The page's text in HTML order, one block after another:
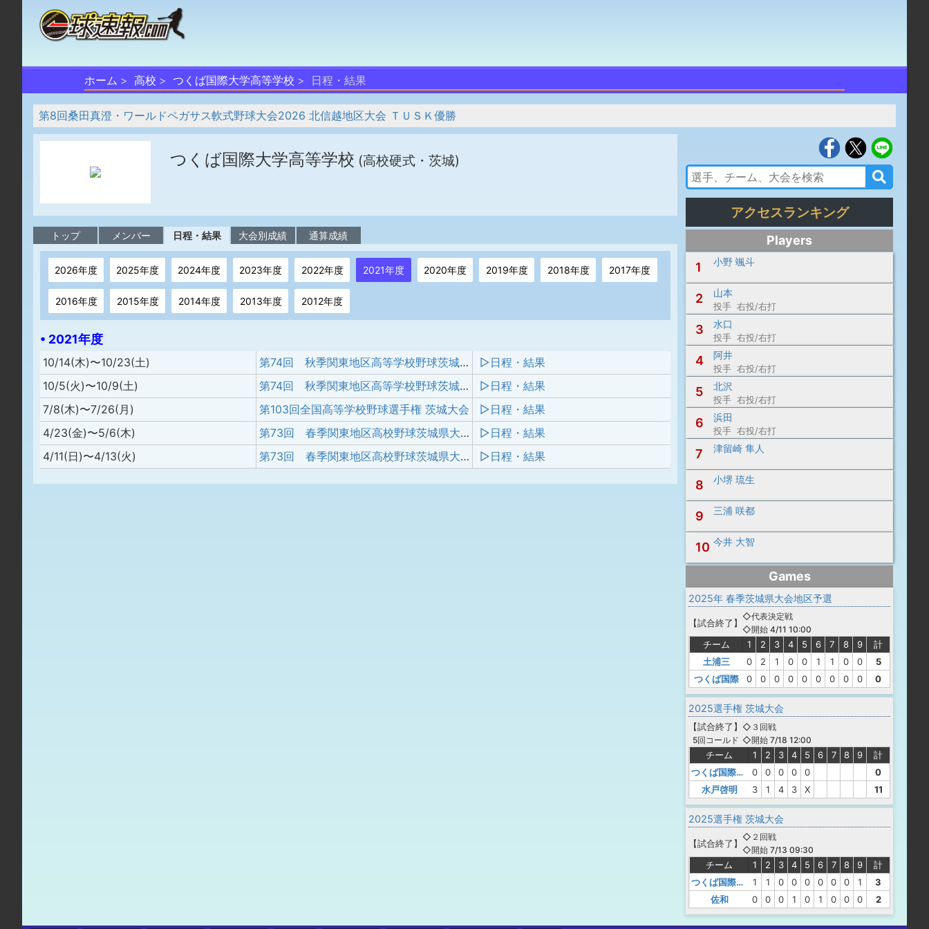
ホーム 高校 つくば国際大学高等学校 日程・結果
第8回桑田真澄・ワールドペガサス軟式野球大会2026 北信越地区大会 ＴＵＳＫ優勝
つくば国際大学高等学校 (高校硬式・茨城)
トップ メンバー 日程・結果 大会別成績 通算成績
2026年度 2025年度 2024年度 2023年度 2022年度 2021年度 2020年度 2019年度 2018年度 2017年度
2016年度 2015年度 2014年度 2013年度 2012年度
• 2021年度
10/14(木)〜10/23(土) 第74回 秋季関東地区高等学校野球茨城県大会
▷日程・結果
10/5(火)〜10/9(土)
第74回 秋季関東地区高等学校野球茨城県大会 地区予選
▷日程・結果
7/8(木)〜7/26(月)
第103回全国高等学校野球選手権 茨城大会
▷日程・結果
4/23(金)〜5/6(木)
第73回 春季関東地区高校野球茨城県大会
▷日程・結果
4/11(日)〜4/13(火)
第73回 春季関東地区高校野球茨城県大会 地区予選 ▷日程・結果
アクセスランキング
Players
1
小野 颯斗
2 山本
投手 右投/右打
3 水口
投手 右投/右打
4 阿井
投手 右投/右打
5 北沢
投手 右投/右打
6 浜田
投手 右投/右打
7 津留崎 隼人
8 小堺 琉生
9 三浦 咲都
10 今井 大智
Games
2025年 春季茨城県大会地区予選
【試合終了 】
◇代表決定戦
◇開始 4/11 10:00
チーム 1 2 3 4 5 6 7 8 9
計
土浦三
0 2 1 0 0 1 1 0 0
5
つくば国際
0 0 0 0 0 0 0 0 0 0
2025選手権 茨城大会
【試合終了 】
5回コールド
◇３回戦
◇開始 7/18 12:00
チーム 1 2 3 4 5 6 7 8 9
計
つくば国際大高
0 0 0 0 0
0
水戸啓明
3 1 4 3 X 11
2025選手権 茨城大会
【試合終了 】
◇２回戦
◇開始 7/13 09:30
チーム 1 2 3 4 5 6 7 8 9
計
つくば国際大高
1 1 0 0 0 0 0 0 1
3
佐和
0 0 0 1 0 1 0 0 0 2